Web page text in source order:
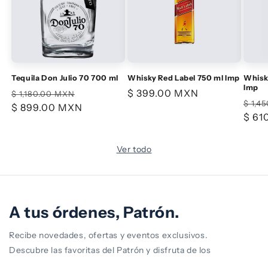
Tequila Don Julio 70 700 ml
Precio
habitual
$ 1,180.00 MXN
de
$ 899.00 MXN
Whisky Red Label 750 ml Imp
Precio
$ 399.00 MXN
Imp
$
$
Ver todo
A tus órdenes, Patrón.
Recibe novedades, ofertas y eventos exclusivos.
Descubre las favoritas del Patrón y disfruta de los